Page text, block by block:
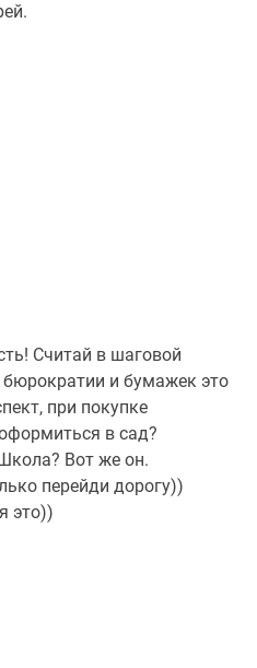
Считай в шаговой
бюрократии и бумажек это
при покупке
в сад?
Вот же он.
перейди дорогу))
это))